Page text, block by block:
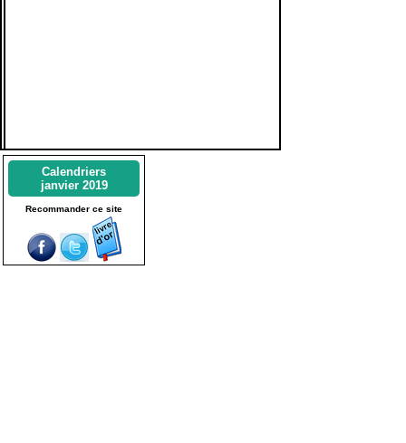
Calendriers
janvier 2019
Recommander ce site